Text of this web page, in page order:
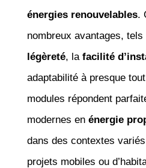
énergies renouvelables.
nombreux avantages, tels
légèreté, la facilité
adaptabilité à presque
modules répondent
modernes en énergie
dans des contextes
projets mobiles ou